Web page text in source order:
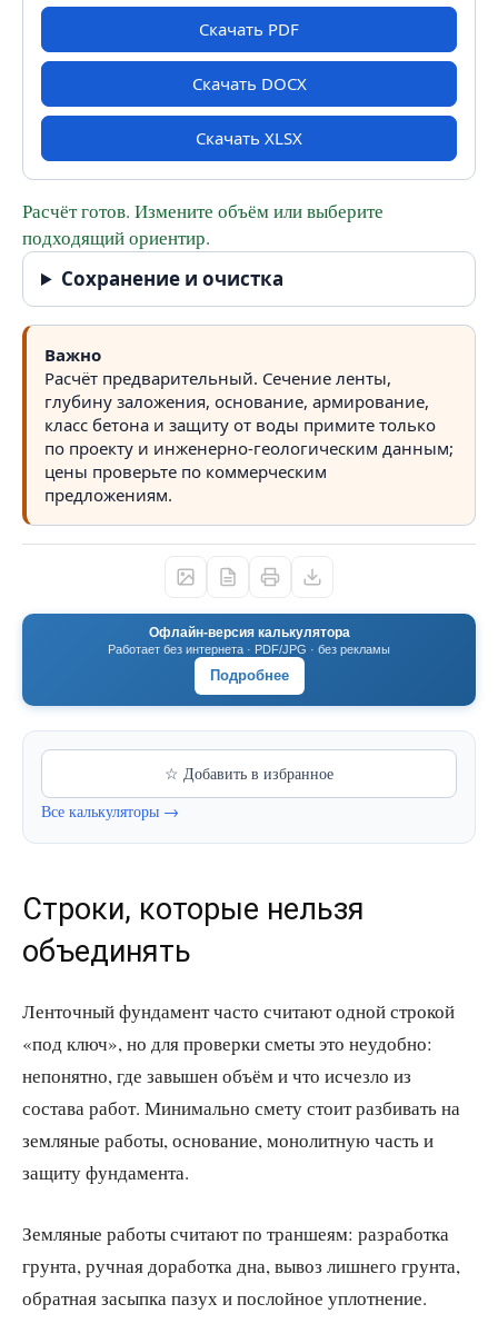
Скачать PDF
Скачать DOCX
Скачать XLSX
Расчёт готов. Измените объём или выберите
подходящий ориентир.
Сохранение и очистка
Важно
Расчёт предварительный. Сечение ленты,
глубину заложения, основание, армирование,
класс бетона и защиту от воды примите только
по проекту и инженерно-геологическим данным;
цены проверьте по коммерческим
предложениям.
Офлайн-версия калькулятора
Работает без интернета · PDF/JPG · без рекламы
Подробнее
☆ Добавить в избранное
Все калькуляторы →
Строки, которые нельзя
объединять
Ленточный фундамент часто считают одной строкой
«под ключ», но для проверки сметы это неудобно:
непонятно, где завышен объём и что исчезло из
состава работ. Минимально смету стоит разбивать на
земляные работы, основание, монолитную часть и
защиту фундамента.
Земляные работы считают по траншеям: разработка
грунта, ручная доработка дна, вывоз лишнего грунта,
обратная засыпка пазух и послойное уплотнение.